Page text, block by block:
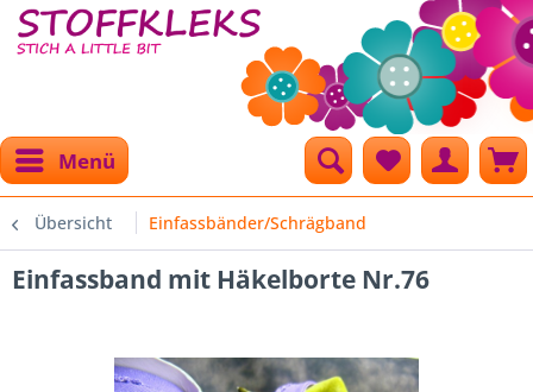
Menü
Übersicht Einfassbänder/Schrägband
Einfassband mit Häkelborte Nr.76